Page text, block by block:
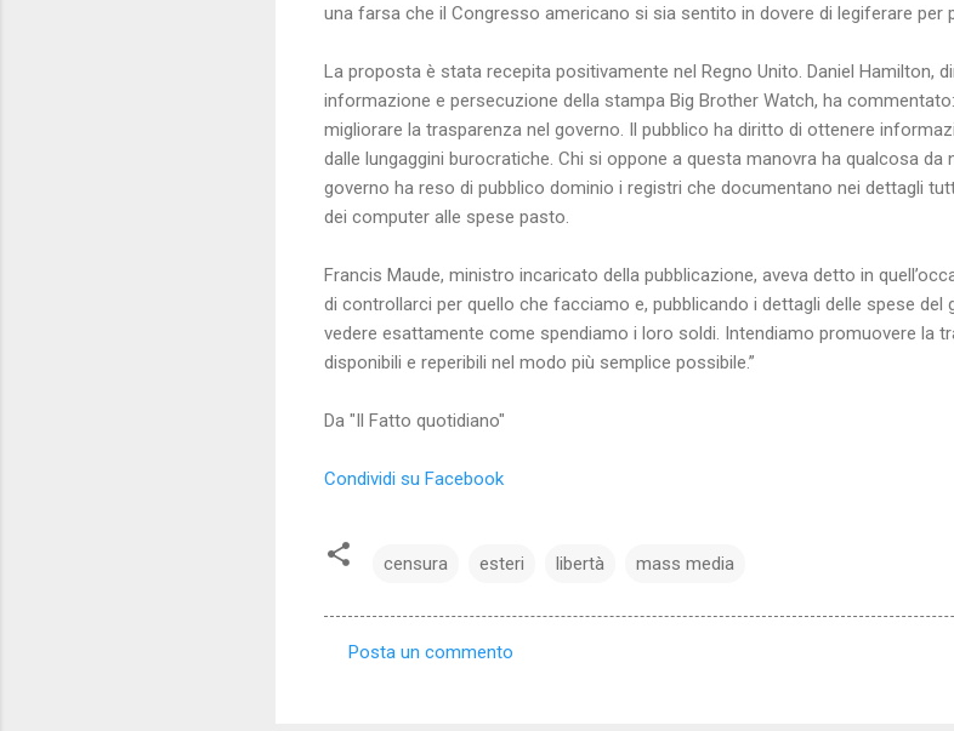
una farsa che il Congresso americano si sia sentito in dovere di legiferare per
La proposta è stata recepita positivamente nel Regno Unito. Daniel Hamilton,
informazione e persecuzione della stampa Big Brother Watch, ha
migliorare la trasparenza nel governo. Il pubblico ha diritto di ottenere
dalle lungaggini burocratiche. Chi si oppone a questa manovra ha qualcosa da
governo ha reso di pubblico dominio i registri che documentano nei dettagli
dei computer alle spese pasto.
Francis Maude, ministro incaricato della pubblicazione, aveva detto in
di controllarci per quello che facciamo e, pubblicando i dettagli delle spese del
vedere esattamente come spendiamo i loro soldi. Intendiamo promuovere la
disponibili e reperibili nel modo più semplice possibile.”
Da "Il Fatto quotidiano"
Condividi su Facebook
censura esteri libertà mass media
Posta un commento